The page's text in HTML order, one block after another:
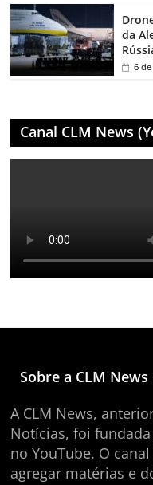
da
6
Canal CLM News
Sobre a CLM News
A CLM News,
Notícias, foi
no YouTube. O
agregar matérias e